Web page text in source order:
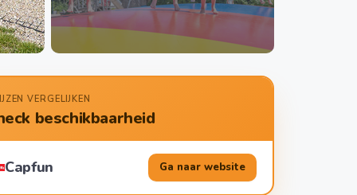
VERGELIJKEN
beschikbaarheid
Capfun Ga naar website